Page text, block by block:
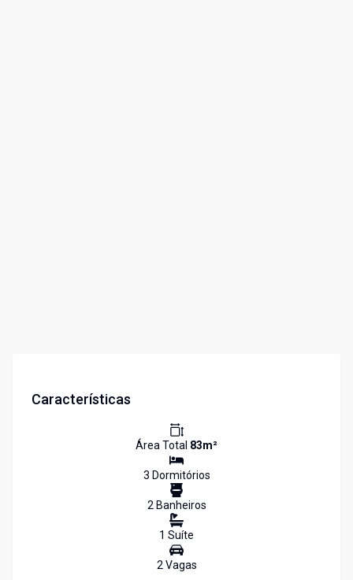
Características
Área Total 83m²
3 Dormitórios
2Banheiros
1 Suíte
2Vagas